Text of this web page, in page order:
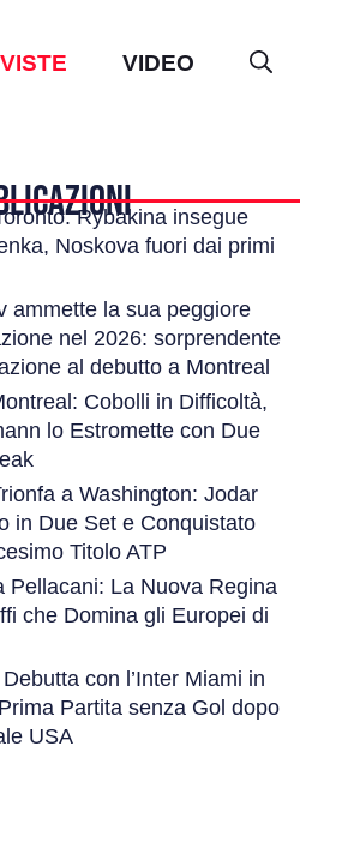
VIDEO
Rybakina insegue
Noskova fuori dai primi
ammette la sua peggiore
nel 2026: sorprendente
al debutto a Montreal
Cobolli in Difficoltà,
lo Estromette con Due
a Washington: Jodar
in Due Set e Conquistato
Titolo ATP
Pellacani: La Nuova Regina
che Domina gli Europei di
con l’Inter Miami in
Partita senza Gol dopo
USA